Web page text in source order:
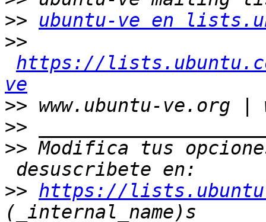
>>
ubuntu-ve en
>>
https://
ve
>>
>>
>> Modifica tus
>> https://